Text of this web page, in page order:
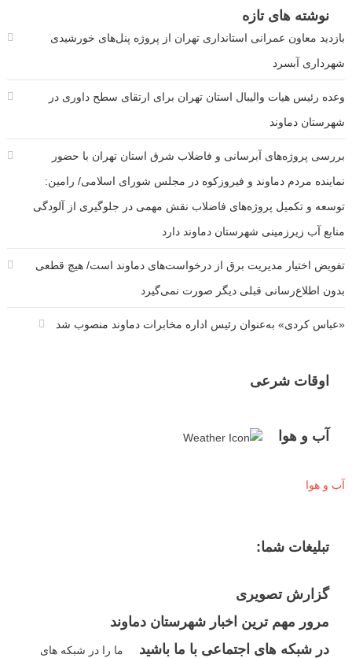
حوادث پرداختند و پس از ارزیابی‌ صورت‌گرفته، علل و مشکلات احصاء گردیده و گزارش مربوطه
جهت اقدام عاجل از سوی فرماندار به مدیر کل راهداری استان منعکس گردید تا سریعا اقدام لازم
در راستای ترمیم و بازسازی صورت پذیرد تا از خطرات احتمالی پیشگیری گردد. چاپ کردن و
دریافت کتاب الکترونیکی امید دماوند پایگاه خبری امید دماوند امید مردم و رسانه ی مردمی
نوشته های تازه
بازدید معاون عمرانی استانداری تهران از پروژه پنل‌های خورشیدی
شهرداری آبسرد
وعده رئیس هیات والیبال استان تهران برای ارتقای سطح داوری در
شهرستان دماوند
بررسی پروژه‌های آبرسانی و فاضلاب شرق استان تهران با حضور
نماینده مردم دماوند و فیروزکوه در مجلس شورای اسلامی/ رامین:
توسعه و تکمیل پروژه‌های فاضلاب نقش مهمی در جلوگیری از آلودگی
منابع آب زیرزمینی شهرستان دماوند دارد
تفویض اختیار مدیریت برق از درخواست‌های دماوند است/ هیچ قطعی
بدون اطلاع‌رسانی قبلی دیگر صورت نمی‌گیرد
«عباس کردی» به‌عنوان رئیس اداره مخابرات دماوند منصوب شد
اوقات شرعی
آب و هوا
آب و هوا
تبلیغات شما:
گزارش تصویری
مرور مهم ترین اخبار شهرستان دماوند
در شبکه های اجتماعی با ما باشید
ما را در شبکه های